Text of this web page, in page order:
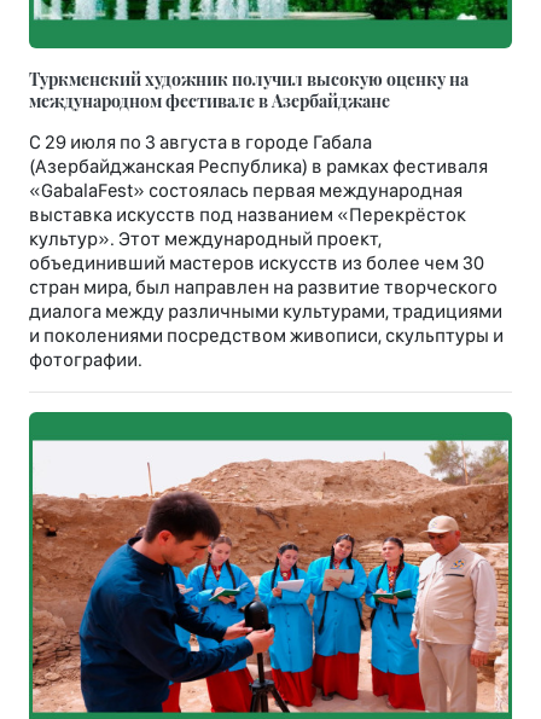
Туркменский художник получил высокую оценку на
международном фестивале в Азербайджане
С 29 июля по 3 августа в городе Габала
(Азербайджанская Республика) в рамках фестиваля
«GabalaFest» состоялась первая международная
выставка искусств под названием «Перекрёсток
культур». Этот международный проект,
объединивший мастеров искусств из более чем 30
стран мира, был направлен на развитие творческого
диалога между различными культурами, традициями
и поколениями посредством живописи, скульптуры и
фотографии.